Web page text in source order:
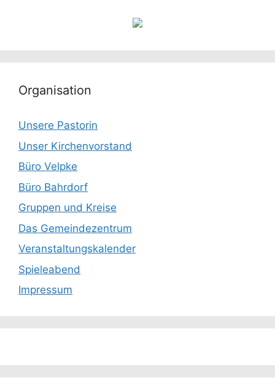
Organisation
Unsere Pastorin
Unser Kirchenvorstand
Büro Velpke
Büro Bahrdorf
Gruppen und Kreise
Das Gemeindezentrum
Veranstaltungskalender
Spieleabend
Impressum